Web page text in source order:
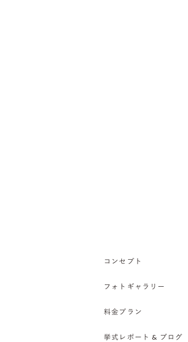
コンセプト
フォトギャラリー
料金プラン
挙式レポート & ブログ